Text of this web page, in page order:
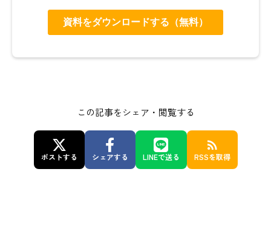
この記事をシェア・閲覧する
ポストする シェアする LINEで送る
rss_feed
RSSを取得